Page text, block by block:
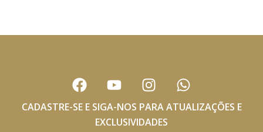
F
a
c
Y
o
u
t
I
n
s
t
W
h
a
CADASTRE-SE E SIGA-NOS PARA ATUALIZAÇÕES E
EXCLUSIVIDADES